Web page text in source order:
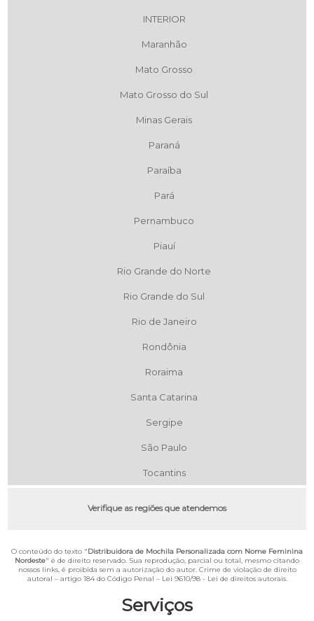
Serviços
INTERIOR
Maranhão
Mato Grosso
Mato Grosso do Sul
Minas Gerais
Paraná
Paraíba
Pará
Pernambuco
Piauí
Rio Grande do Norte
Rio Grande do Sul
Rio de Janeiro
Rondônia
Roraima
Santa Catarina
Sergipe
São Paulo
Tocantins
Verifique as regiões que atendemos
O conteúdo do texto "Distribuidora de Mochila Personalizada com Nome Feminina
Nordeste" é de direito reservado. Sua reprodução, parcial ou total, mesmo citando
nossos links, é proibida sem a autorização do autor. Crime de violação de direito
autoral – artigo 184 do Código Penal – Lei 9610/98 - Lei de direitos autorais.